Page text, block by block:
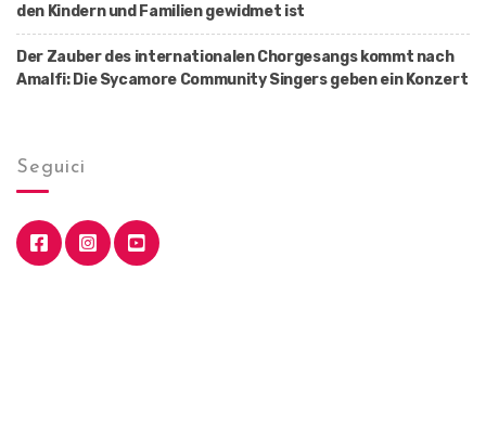
den Kindern und Familien gewidmet ist
Der Zauber des internationalen Chorgesangs kommt nach
Amalfi: Die Sycamore Community Singers geben ein Konzert
Seguici